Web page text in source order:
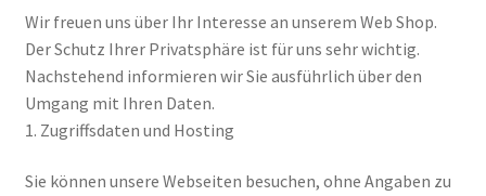
Blog
Blog
Wir freuen uns über Ihr Interesse an unserem Web Shop.
Der Schutz Ihrer Privatsphäre ist für uns sehr wichtig.
Nachstehend informieren wir Sie ausführlich über den
Umgang mit Ihren Daten.
1. Zugriffsdaten und Hosting
Sie können unsere Webseiten besuchen, ohne Angaben zu